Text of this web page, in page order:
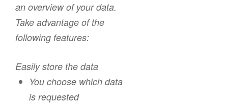
an overview of your data.
Take advantage of the
following features:
Easily store the data
You choose which data
is requested